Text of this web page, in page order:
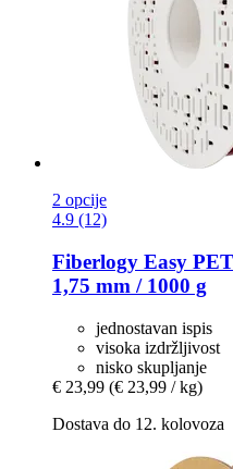
2 opcije
4.9 (12)
Fiberlogy Easy
1,75 mm / 1000 g
jednostavan ispis
visoka izdržljivost
nisko skupljanje
€ 23,99 (€ 23,99 / kg)
Dostava do 12. kolovoza